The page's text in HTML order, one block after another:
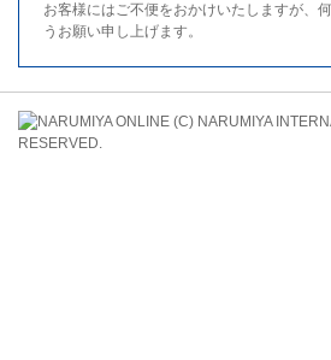
お客様にはご不便をおかけいたしますが、
うお願い申し上げます。